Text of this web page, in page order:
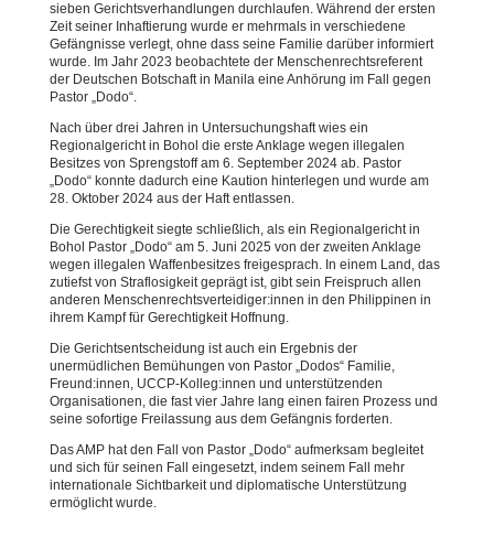
sieben Gerichtsverhandlungen durchlaufen. Während der ersten
Zeit seiner Inhaftierung wurde er mehrmals in verschiedene
Gefängnisse verlegt, ohne dass seine Familie darüber informiert
wurde. Im Jahr 2023 beobachtete der Menschenrechtsreferent
der Deutschen Botschaft in Manila eine Anhörung im Fall gegen
Pastor „Dodo“.
Nach über drei Jahren in Untersuchungshaft wies ein
Regionalgericht in Bohol die erste Anklage wegen illegalen
Besitzes von Sprengstoff am 6. September 2024 ab. Pastor
„Dodo“ konnte dadurch eine Kaution hinterlegen und wurde am
28. Oktober 2024 aus der Haft entlassen.
Die Gerechtigkeit siegte schließlich, als ein Regionalgericht in
Bohol Pastor „Dodo“ am 5. Juni 2025 von der zweiten Anklage
wegen illegalen Waffenbesitzes freigesprach. In einem Land, das
zutiefst von Straflosigkeit geprägt ist, gibt sein Freispruch allen
anderen Menschenrechtsverteidiger:innen in den Philippinen in
ihrem Kampf für Gerechtigkeit Hoffnung.
Die Gerichtsentscheidung ist auch ein Ergebnis der
unermüdlichen Bemühungen von Pastor „Dodos“ Familie,
Freund:innen, UCCP-Kolleg:innen und unterstützenden
Organisationen, die fast vier Jahre lang einen fairen Prozess und
seine sofortige Freilassung aus dem Gefängnis forderten.
Das AMP hat den Fall von Pastor „Dodo“ aufmerksam begleitet
und sich für seinen Fall eingesetzt, indem seinem Fall mehr
internationale Sichtbarkeit und diplomatische Unterstützung
ermöglicht wurde.